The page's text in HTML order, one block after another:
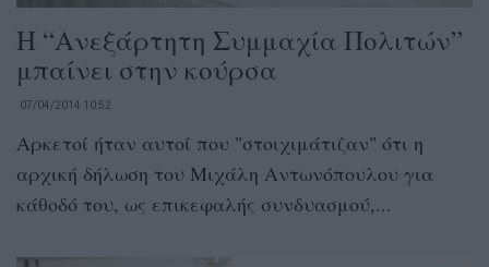
Η “Ανεξάρτητη Συμμαχία Πολιτών”
μπαίνει στην κούρσα
07/04/2014 10:52
Αρκετοί ήταν αυτοί που "στοιχιμάτιζαν" ότι η
αρχική δήλωση του Μιχάλη Αντωνόπουλου για
κάθοδό του, ως επικεφαλής συνδυασμού,...